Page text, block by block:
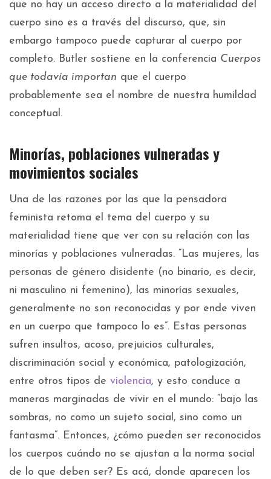
que no hay un acceso directo a la materialidad del
cuerpo sino es a través del discurso, que, sin
embargo tampoco puede capturar al cuerpo por
completo. Butler sostiene en la conferencia Cuerpos
que todavía importan que el cuerpo
probablemente sea el nombre de nuestra humildad
conceptual.
Minorías, poblaciones vulneradas y
movimientos sociales
Una de las razones por las que la pensadora
feminista retoma el tema del cuerpo y su
materialidad tiene que ver con su relación con las
minorías y poblaciones vulneradas. “Las mujeres, las
personas de género disidente (no binario, es decir,
ni masculino ni femenino), las minorías sexuales,
generalmente no son reconocidas y por ende viven
en un cuerpo que tampoco lo es”. Estas personas
sufren insultos, acoso, prejuicios culturales,
discriminación social y económica, patologización,
entre otros tipos de violencia, y esto conduce a
maneras marginadas de vivir en el mundo: “bajo las
sombras, no como un sujeto social, sino como un
fantasma”. Entonces, ¿cómo pueden ser reconocidos
los cuerpos cuándo no se ajustan a la norma social
de lo que deben ser? Es acá, donde aparecen los